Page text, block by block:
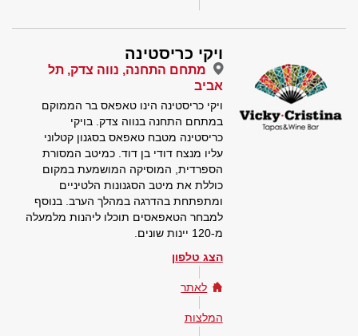
ויקי כריסטינה
מתחם התחנה, נווה צדק, תל
אביב
ויקי כריסטינה הינו טאפאס בר הממוקם
במתחם התחנה בנווה צדק. בויקי
כריסטינה מטבח טאפאס בסגנון קטלוני
עליו מנצח דודי בן דוד. כמיטב המסורת
הספרדית, המוסיקה המושמעת במקום
כוללת את מיטב הסגנונות הלטיניים
ומתפתחת בהדרגה במהלך הערב. בנוסף
למבחר הטאפאסים תוכלו ליהנות מלמעלה
מ-120 יינות שונים.
הצג טלפון
לאתר
המלצות